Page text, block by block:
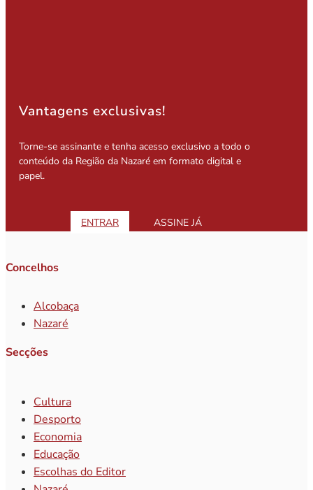
Vantagens exclusivas!
Torne-se assinante e tenha acesso exclusivo a todo o
conteúdo da Região da Nazaré em formato digital e
papel.
ENTRAR ASSINE JÁ
Concelhos
Alcobaça
Nazaré
Secções
Cultura
Desporto
Economia
Educação
Escolhas do Editor